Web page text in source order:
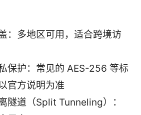
：多地区可用，适合跨境访
保护：常见的 AES-256 等标
官方说明为准
隧道（Split Tunneling）：